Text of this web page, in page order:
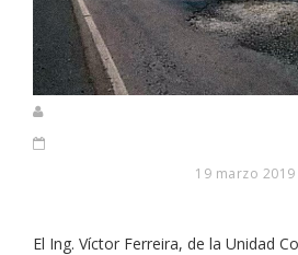
19 marzo 2019
El Ing. Víctor Ferreira, de la Unidad